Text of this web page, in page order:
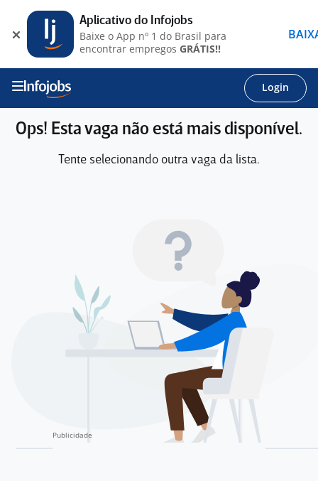
Login
Ops! Esta vaga não está mais disponível.
Tente selecionando outra vaga da lista.
Aplicativo do Infojobs
Baixe o App nº 1 do Brasil para
encontrar empregos GRÁTIS!!